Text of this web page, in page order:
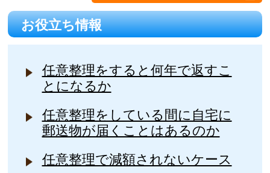
お役立ち情報
任意整理をすると何年で返すこ
とになるか
任意整理をしている間に自宅に
郵送物が届くことはあるのか
任意整理で減額されないケース